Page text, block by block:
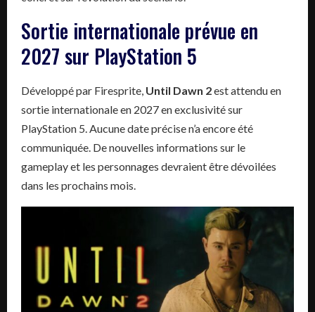
Sortie internationale prévue en
2027 sur PlayStation 5
Développé par Firesprite, Until Dawn 2est attendu en
sortie internationale en 2027 en exclusivité sur
PlayStation 5. Aucune date précise n’a encore été
communiquée. De nouvelles informations sur le
gameplay et les personnages devraient être dévoilées
dans les prochains mois.